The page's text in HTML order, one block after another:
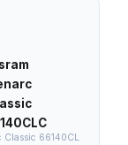
Classic 66140CL